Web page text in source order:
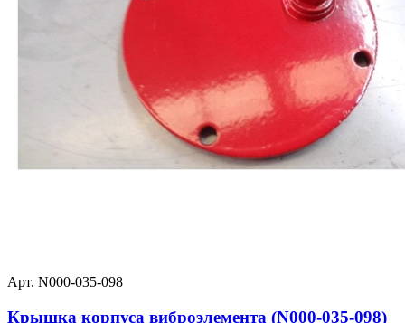
Арт. N000-035-098
Крышка корпуса виброэлемента (N000-035-098)